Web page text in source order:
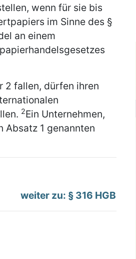
wenn für sie bis
im Sinne des §
an einem
2 fallen, dürfen ihren
2Ein Unternehmen,
Absatz 1 genannten
weiter zu: § 316 HGB